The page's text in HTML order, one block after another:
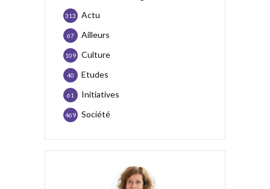
Actu
313
Ailleurs
67
Culture
109
Etudes
40
Initiatives
61
Société
469